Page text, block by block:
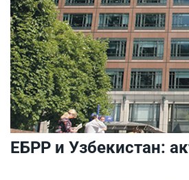
ЕБРР и Узбекистан: